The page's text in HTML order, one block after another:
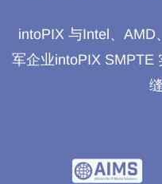
intoPIX 与Intel、AMD
军企业intoPIX SMPTE